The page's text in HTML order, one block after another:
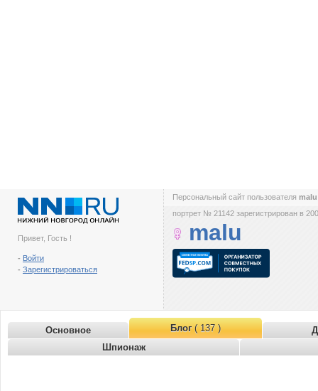
Привет, Гость !
- Войти
- Зарегистрироваться
Персональный сайт пользователя
портрет № 21142 зарегистрирован в
malu
Основное Блог( 137 )
Шпионаж